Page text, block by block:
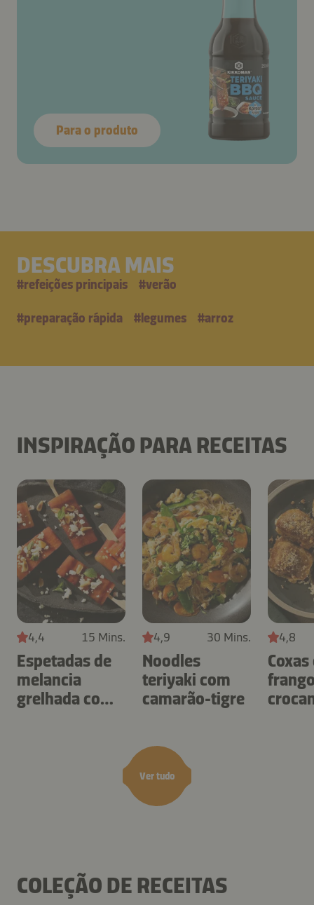
Para o produto
DESCUBRA MAIS
#refeições principais #verão
#preparação rápida # legumes #arroz
INSPIRAÇÃO PARA RECEITAS
Ver tudo
4,4 15 Mins.
Espetadas de
melancia
grelhada com
4,9 30 Mins.
Noodles
teriyaki com
camarão-tigre
4,8
Coxas
COLEÇÃO DE RECEITAS